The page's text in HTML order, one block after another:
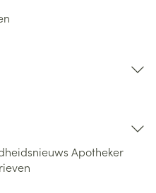
Apotheker